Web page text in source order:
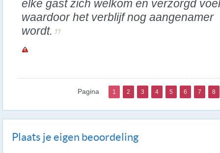
elke gast zich welkom en verzorgd
waardoor het verblijf nog aangenamer
wordt.
Pagina 1 2 3 4 5 6 7 8
Plaats je eigen beoordeling